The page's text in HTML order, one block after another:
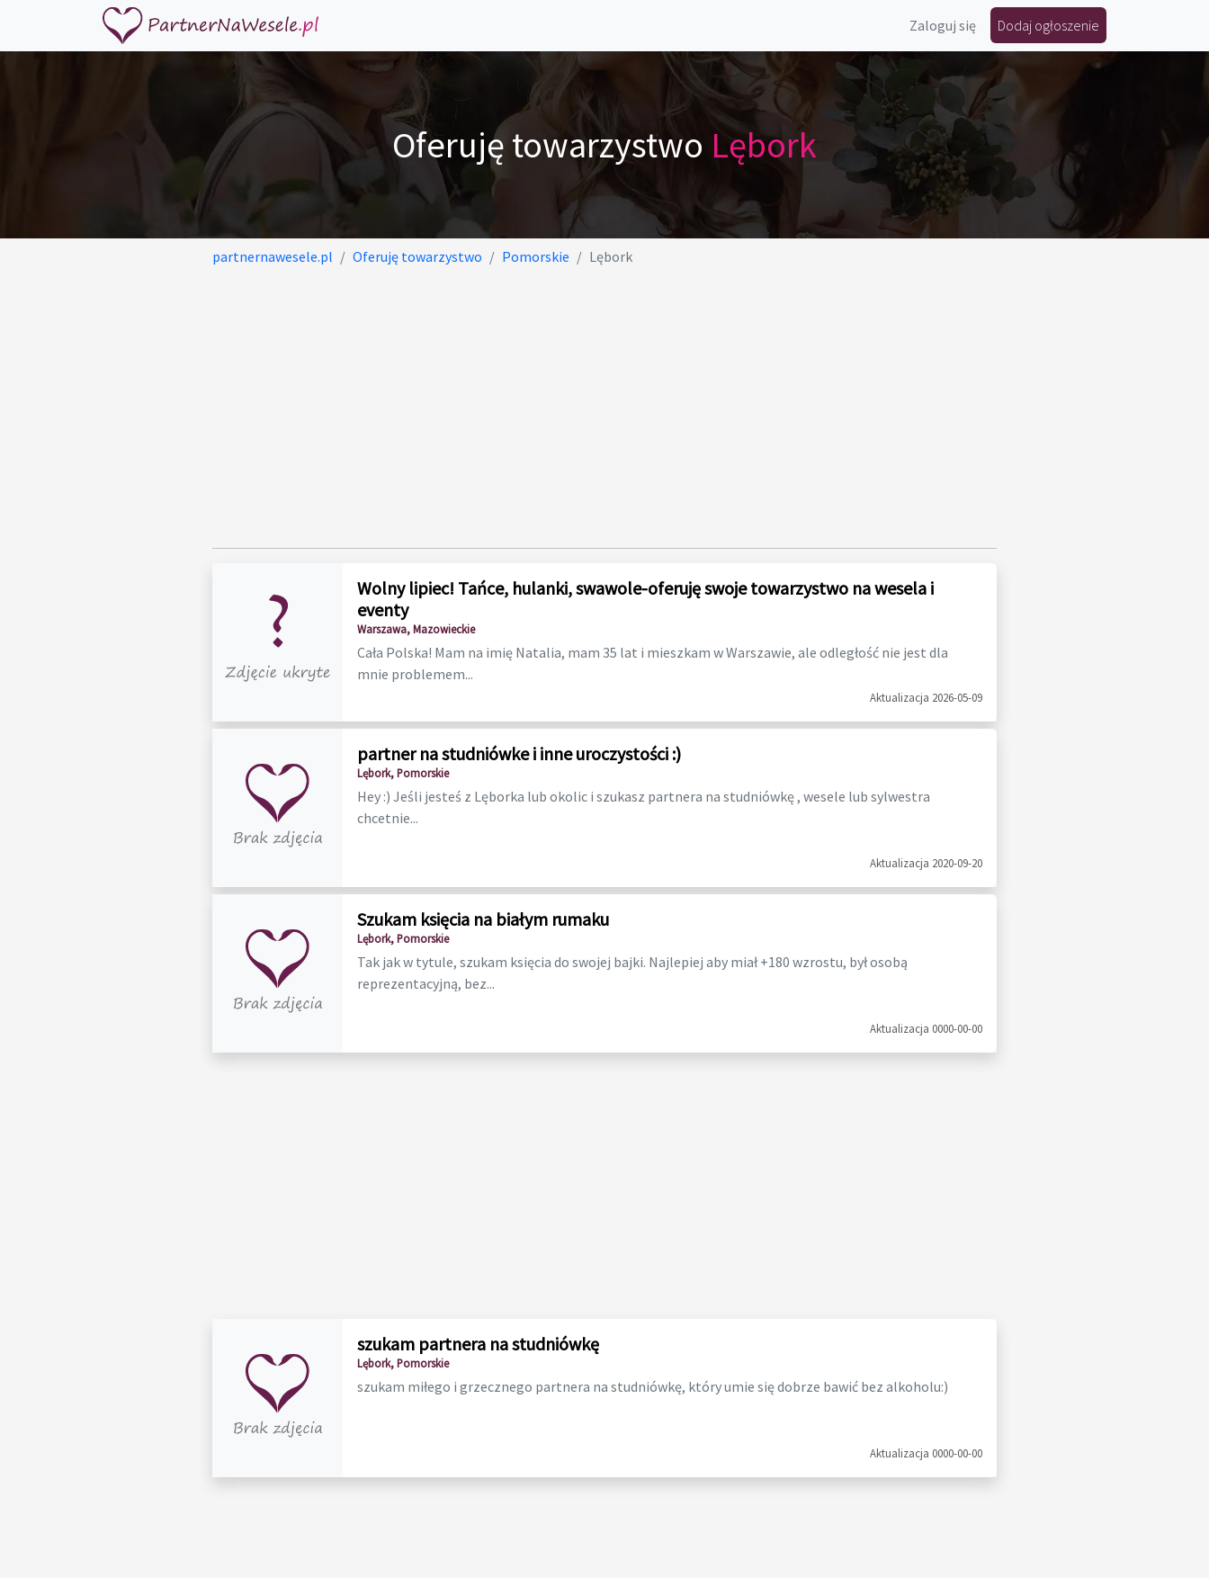
Zaloguj się Dodaj ogłoszenie
Oferuję towarzystwo Lębork
partnernawesele.pl Oferuję towarzystwo Pomorskie Lębork
Wolny lipiec! Tańce, hulanki, swawole-oferuję swoje towarzystwo na wesela i
eventy
Warszawa, Mazowieckie
Cała Polska! Mam na imię Natalia, mam 35 lat i mieszkam w Warszawie, ale odległość nie jest dla
mnie problemem...
Aktualizacja 2026-05-09
partner na studniówke i inne uroczystości :)
Lębork, Pomorskie
Hey :) Jeśli jesteś z Lęborka lub okolic i szukasz partnera na studniówkę , wesele lub sylwestra
chcetnie...
Aktualizacja 2020-09-20
Szukam księcia na białym rumaku
Lębork, Pomorskie
Tak jak w tytule, szukam księcia do swojej bajki. Najlepiej aby miał +180 wzrostu, był osobą
reprezentacyjną, bez...
Aktualizacja 0000-00-00
szukam partnera na studniówkę
Lębork, Pomorskie
szukam miłego i grzecznego partnera na studniówkę, który umie się dobrze bawić bez alkoholu:)
Aktualizacja 0000-00-00